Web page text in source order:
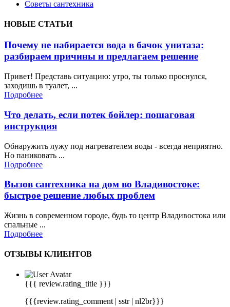
Советы сантехника
НОВЫЕ СТАТЬИ
Почему не набирается вода в бачок унитаза:
разбираем причины и предлагаем решение
Привет! Представь ситуацию: утро, ты только проснулся,
заходишь в туалет, ...
Подробнее
Что делать, если потек бойлер: пошаговая
инструкция
Обнаружить лужу под нагревателем воды - всегда неприятно.
Но паниковать ...
Подробнее
Вызов сантехника на дом во Владивостоке:
быстрое решение любых проблем
Жизнь в современном городе, будь то центр Владивостока или
спальные ...
Подробнее
ОТЗЫВЫ КЛИЕНТОВ
{{{ review.rating_title }}}
{{{review.rating_comment | sstr | nl2br}}}